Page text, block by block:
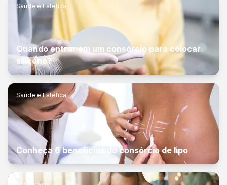
Saúde e Estética
Quando entrar em um consórcio para colocar
silicone?
Saúde e Estética
Conheça 6 benefícios do consórcio de lipo